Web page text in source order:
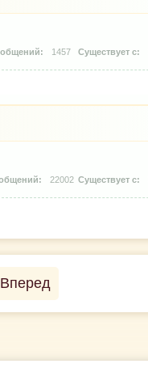
1457
22002
Вперед